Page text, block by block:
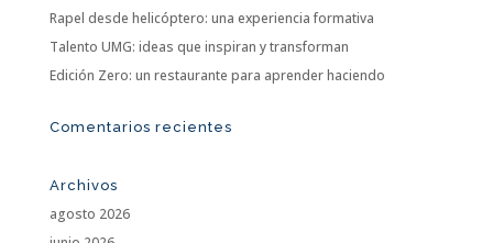
Rapel desde helicóptero: una experiencia formativa
Talento UMG: ideas que inspiran y transforman
Edición Zero: un restaurante para aprender haciendo
Comentarios recientes
Archivos
agosto 2026